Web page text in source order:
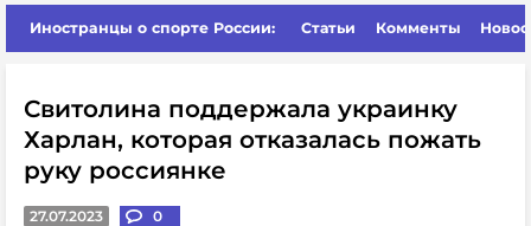
Иностранцы о спорте России: Статьи Комменты
Свитолина поддержала украинку
Харлан, которая отказалась пожать
руку россиянке
27.07.2023 0